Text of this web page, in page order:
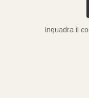
Inquadra il